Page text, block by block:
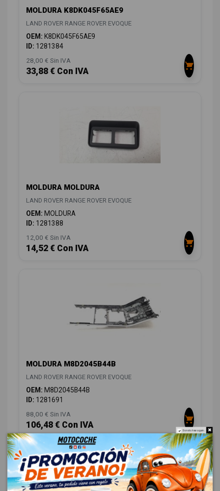
MOLDURA K8DK045F65AE9
LAND ROVER RANGE ROVER EVOQUE
OEM: K8DK045F65AE9
ID: 1281384
28,00 € Sin IVA
33,88 € Con IVA
MOLDURA MOLDURA
LAND ROVER RANGE ROVER EVOQUE
OEM: MOLDURA
ID: 1281388
12,00 € Sin IVA
14,52 € Con IVA
MOLDURA M8D2045B44B
LAND ROVER RANGE ROVER EVOQUE
OEM: M8D2045B44B
ID: 1281691
88,00 € Sin IVA
106,48 € Con IVA
Do not show again.